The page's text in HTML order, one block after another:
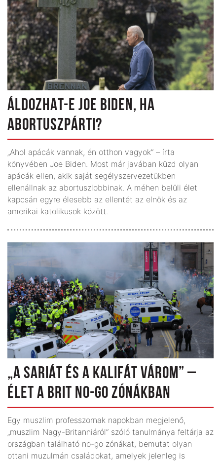
ÁLDOZHAT-E JOE BIDEN, HA
ABORTUSZPÁRTI?
„Ahol apácák vannak, én otthon vagyok” – írta
könyvében Joe Biden. Most már javában küzd olyan
apácák ellen, akik saját segélyszervezetükben
ellenállnak az abortuszlobbinak. A méhen belüli élet
kapcsán egyre élesebb az ellentét az elnök és az
amerikai katolikusok között.
„A SARIÁT ÉS A KALIFÁT VÁROM” –
ÉLET A BRIT NO-GO ZÓNÁKBAN
Egy muszlim professzornak napokban megjelenő,
„muszlim Nagy-Britanniáról” szóló tanulmánya feltárja az
országban található no-go zónákat, bemutat olyan
ottani muzulmán családokat, amelyek jelenleg is